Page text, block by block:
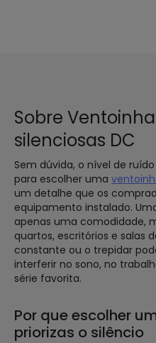
Sobre
silenciosas DC
Sem dúvida, o nível de
para escolher uma
um detalhe que os
equipamento instalado.
apenas uma comodidade,
quartos, escritórios e salas
constante ou o trepidar
interferir no sono, no
série favorita.
Por que escolher
priorizas o silêncio